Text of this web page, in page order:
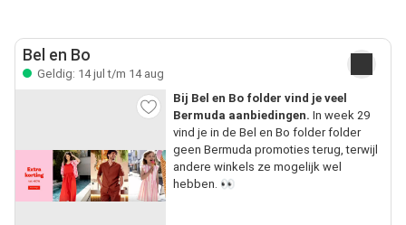
Bel en Bo
Geldig: 14 jul t/m 14 aug
Bij Bel en Bo folder vind je veel
Bermuda aanbiedingen. In week 29
vind je in de Bel en Bo folder folder
geen Bermuda promoties terug, terwijl
andere winkels ze mogelijk wel
hebben. 👀